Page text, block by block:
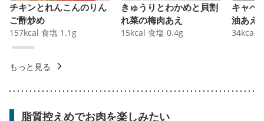
チキンとれんこんのりん
ご酢炒め
157kcal 食塩 1.1 g
きゅうりとわかめと貝割
れ菜の梅肉あえ
15kcal 食塩 0.4g
キャベ
油あえ
34kcal
もっと見る
脂質控えめでお肉を楽しみたい